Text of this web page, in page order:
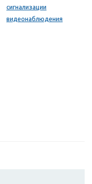
сигнализации
видеонаблюдения